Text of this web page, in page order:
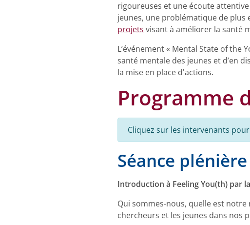
rigoureuses et une écoute
jeunes, une problématique de plus
projets visant à améliorer la santé
L’événement « Mental State of the
santé mentale des jeunes et d’en
la mise en place d'actions.
Programme
Cliquez sur les intervenants
Séance plénière
Introduction à Feeling You(th) par la
Qui sommes-nous, quelle est
chercheurs et les jeunes dans nos